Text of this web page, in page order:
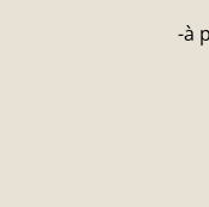
-à